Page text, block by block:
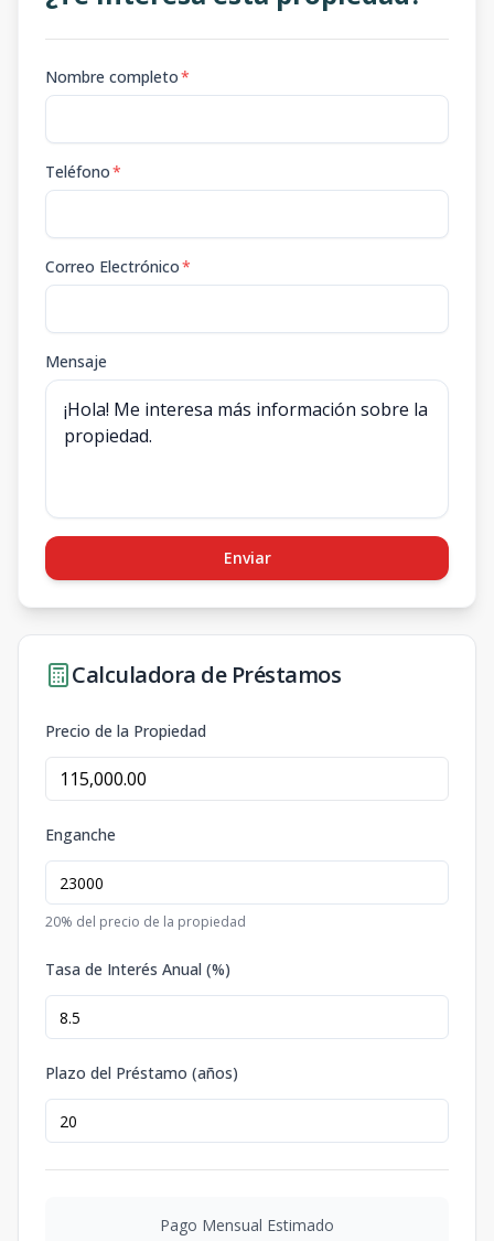
Nombre completo*
Teléfono*
Correo Electrónico*
Mensaje
Enviar
Calculadora de Préstamos
Precio de la Propiedad
Enganche
20% del precio de la propiedad
Tasa de Interés Anual (%)
Plazo del Préstamo (años)
Pago Mensual Estimado